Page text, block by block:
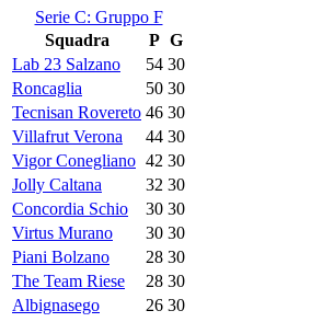
Serie C: Gruppo F
Squadra
P G
Lab 23 Salzano
54 30
Roncaglia
50 30
Tecnisan Rovereto 46 30
Villafrut Verona
44 30
Vigor Conegliano 42 30
Jolly Caltana
32 30
Concordia Schio
30 30
Virtus Murano
30 30
Piani Bolzano
28 30
The Team Riese
28 30
Albignasego
26 30